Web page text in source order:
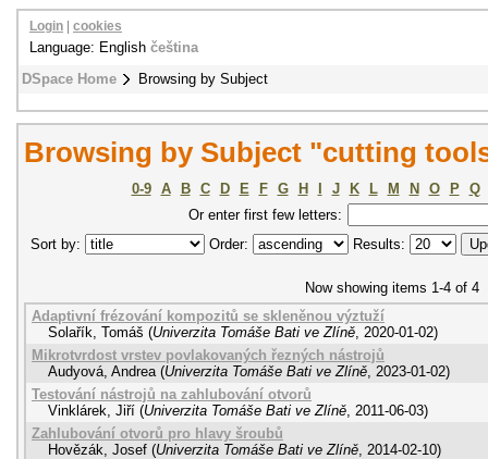
DSpace Home Browsing by Subject
Login cookies
Language: English čeština
Browsing by Subject "cutting
0-9 A B C D E F G H J K L M N O P
Q
Or enter first few letters:
Sort by:
Order: Results:
Now showing items 1-4 of 4
Adaptivní frézování kompozitů se skleněnou výztuží
Solařík, Tomáš (Univerzita Tomáše Bati ve Zlíně, 2020-01-02)
Mikrotvrdost vrstev povlakovaných řezných nástrojů
Audyová, Andrea (Univerzita Tomáše Bati ve Zlíně, 2023-01-02)
Testování nástrojů na zahlubování otvorů
Vinklárek, Jiří (Univerzita Tomáše Bati ve Zlíně, 2011-06-03)
Zahlubování otvorů pro hlavy šroubů
Hovězák, Josef (Univerzita Tomáše Bati ve Zlíně, 2014-02-10)